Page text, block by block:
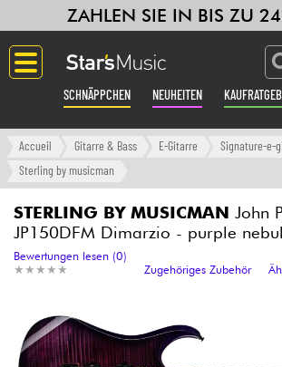
ZAHLEN SIE IN BIS ZU 24
SCHNÄPPCHEN NEUHEITEN
Langue
Verstärker & Effekte
Klaviere & Piano
Synths & samplers
Accueil Gitarre & Bass E-Gitarre
Signature-e-
Sterling by musicman
STERLING BY MUSICMAN John
JP150DFM Dimarzio - purple
★ ★ ★ ★ ★
★ ★ ★ ★ ★
Bewertungen lesen (0)
Zugehöriges Zubehör